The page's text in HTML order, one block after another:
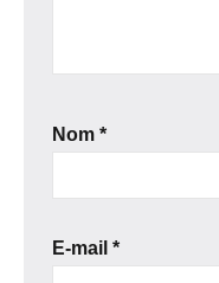
Nom *
E-mail *